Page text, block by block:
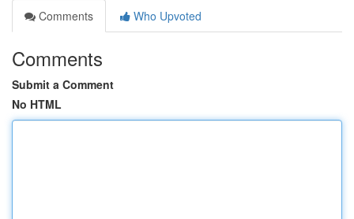
Comments
Who Upvoted
Comments
Submit a Comment
No HTML